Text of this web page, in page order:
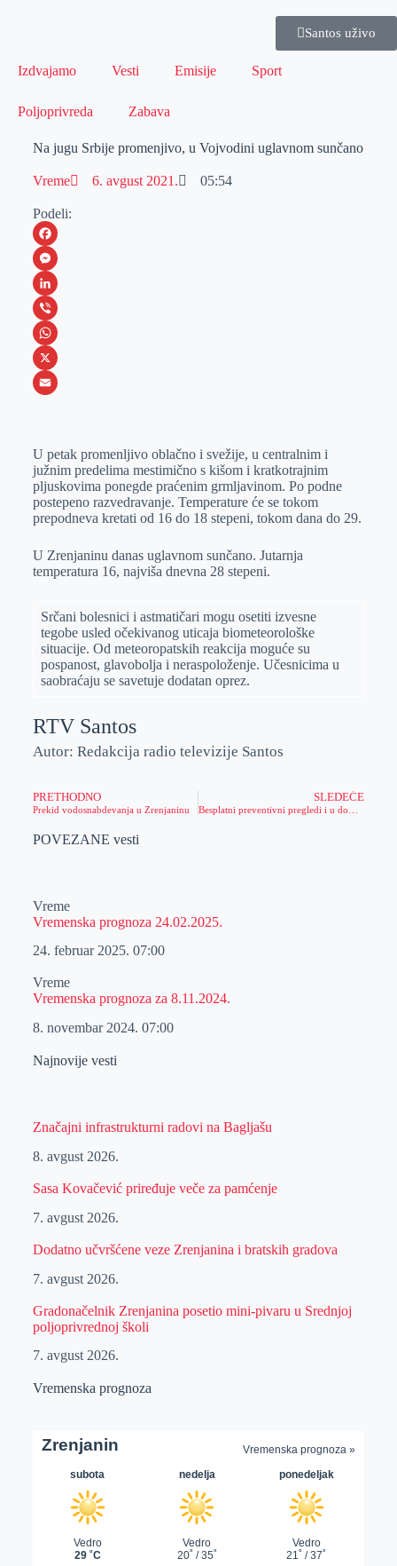
Santos uživo
Izdvajamo Vesti Emisije Sport
Poljoprivreda Zabava
Na jugu Srbije promenjivo, u Vojvodini uglavnom sunčano
Vreme 6. avgust 2021. 05:54
Podeli:
F
a
c
e
b
o
M
e
s
s
e
e
r
L
i
n
k
I
n
V
i
b
W
h
s
A
p
X
a
i
l
U petak promenljivo oblačno i svežije, u centralnim i
južnim predelima mestimično s kišom i kratkotrajnim
pljuskovima ponegde praćenim grmljavinom. Po podne
postepeno razvedravanje. Temperature će se tokom
prepodneva kretati od 16 do 18 stepeni, tokom dana do 29.
U Zrenjaninu danas uglavnom sunčano. Jutarnja
temperatura 16, najviša dnevna 28 stepeni.
Srčani bolesnici i astmatičari mogu osetiti izvesne
tegobe usled očekivanog uticaja biometeorološke
situacije. Od meteoropatskih reakcija moguće su
pospanost, glavobolјa i neraspoloženje. Učesnicima u
saobraćaju se savetuje dodatan oprez.
RTV Santos
Autor: Redakcija radio televizije Santos
PRETHODNO
Prekid vodosnabdevanja u Zrenjaninu
SLEDEĆE
POVEZANE vesti
Vreme
Vremenska prognoza 24.02.2025.
24. februar 2025. 07:00
Vreme
Vremenska prognoza za 8.11.2024.
8. novembar 2024. 07:00
Najnovije vesti
Značajni infrastrukturni radovi na Bagljašu
8. avgust 2026.
Sasa Kovačević priređuje veče za pamćenje
7. avgust 2026.
Dodatno učvršćene veze Zrenjanina i bratskih gradova
7. avgust 2026.
Gradonačelnik Zrenjanina posetio mini-pivaru u Srednjoj
poljoprivrednoj školi
7. avgust 2026.
Vremenska prognoza